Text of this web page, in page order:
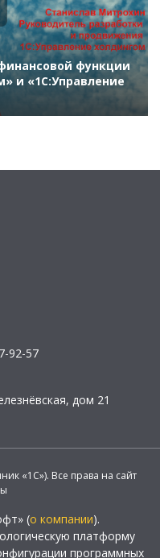
функции
и «1С:Управление
92-57
дом 21
«1С»). Все права на сайт
(о компании).
платформу
программных